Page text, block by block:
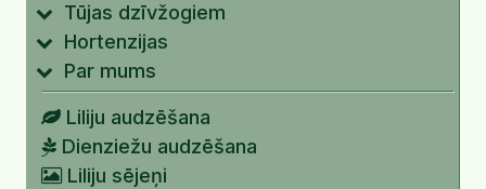
Tūjas dzīvžogiem
Hortenzijas
Par mums
Liliju audzēšana
Dienziežu audzēšana
Liliju sējeņi